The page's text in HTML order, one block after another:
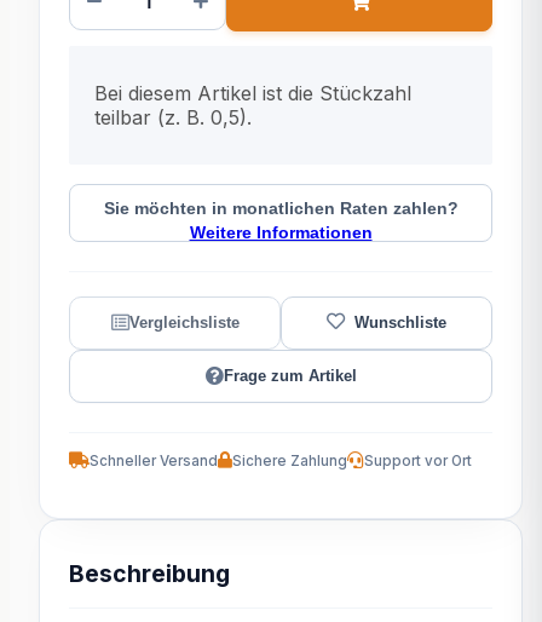
Bei diesem Artikel ist die Stückzahl
teilbar (z. B. 0,5).
Sie möchten in monatlichen Raten zahlen?
Weitere Informationen
Frage zum Artikel
Schneller Versand Sichere Zahlung Support vor Ort
Beschreibung